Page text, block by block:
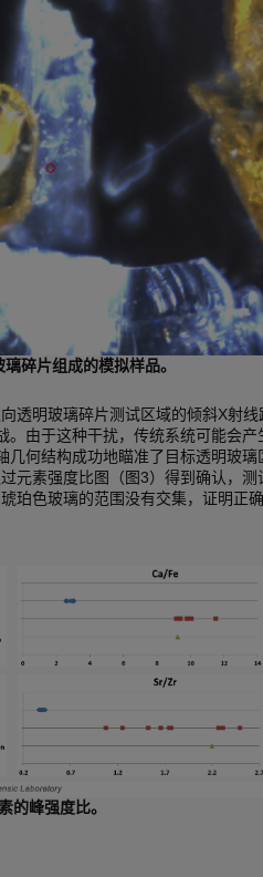
碎片组成的模拟样品。
透明玻璃碎片测试区域的倾斜X射线
。由于这种干扰，传统系统可能会产
何结构成功地瞄准了目标透明玻璃
元素强度比图（图3）得到确认，测
珀色玻璃的范围没有交集，证明正
的峰强度比。